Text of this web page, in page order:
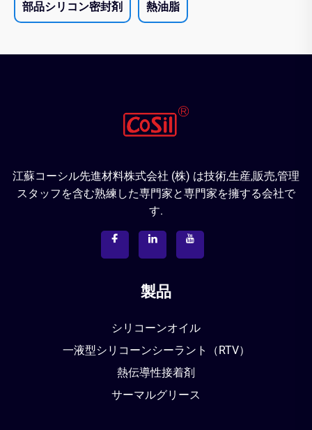
部品シリコン密封剤 熱油脂
江蘇コーシル先進材料株式会社 (株) は技術,生産,販売,管理
スタッフを含む熟練した専門家と専門家を擁する会社で
す.
製品
シリコーンオイル
一液型シリコーンシーラント（RTV）
熱伝導性接着剤
サーマルグリース